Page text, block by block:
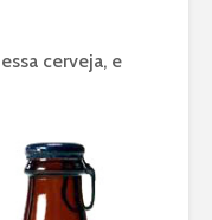
cerveja, e